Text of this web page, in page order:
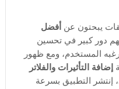
يبحتون عن أفضل
لهم دور كبير في تحسين
المستخدم، ومع ظهور
إضافة التأثيرات والفلاتر
إنتشر التطبيق بسرعة